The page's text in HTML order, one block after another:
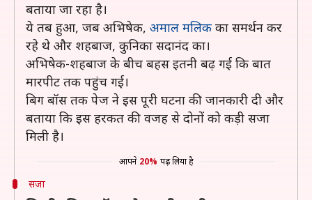
बताया जा रहा है।
ये तब हुआ, जब अभिषेक, अमाल मलिक का समर्थन कर
रहे थे और शहबाज, कुनिका सदानंद का।
अभिषेक-शहबाज के बीच बहस इतनी बढ़ गई कि बात
मारपीट तक पहुंच गई।
बिग बॉस तक पेज ने इस पूरी घटना की जानकारी दी और
बताया कि इस हरकत की वजह से दोनों को कड़ी सजा
मिली है।
आपने 20% पढ़ लिया है
सजा